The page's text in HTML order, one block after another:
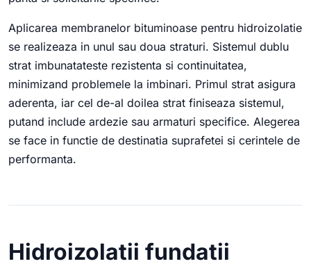
Aplicarea membranelor bituminoase pentru hidroizolatie
se realizeaza in unul sau doua straturi. Sistemul dublu
strat imbunatateste rezistenta si continuitatea,
minimizand problemele la imbinari. Primul strat asigura
aderenta, iar cel de-al doilea strat finiseaza sistemul,
putand include ardezie sau armaturi specifice. Alegerea
se face in functie de destinatia suprafetei si cerintele de
performanta.
Hidroizolatii fundatii